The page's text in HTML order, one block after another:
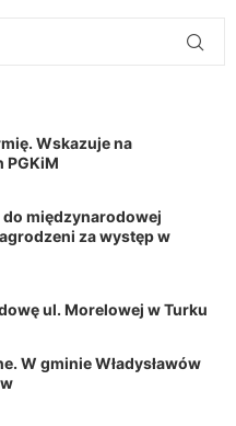
Wskazuje na
PGKiM
międzynarodowej
za występ w
ul. Morelowej w Turku
W gminie Władysławów